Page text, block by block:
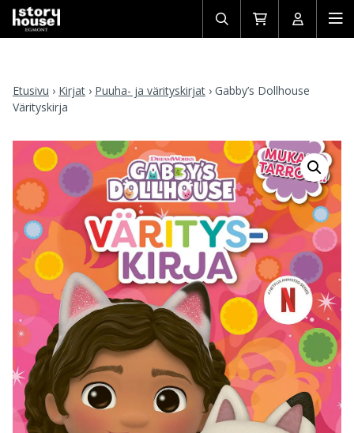
Avaa/sulje
haku
Siirry
ostoskoriin
Avaa/
Etusivu › Kirjat › Puuha- ja värityskirjat › Gabby’s Dollhouse
Värityskirja